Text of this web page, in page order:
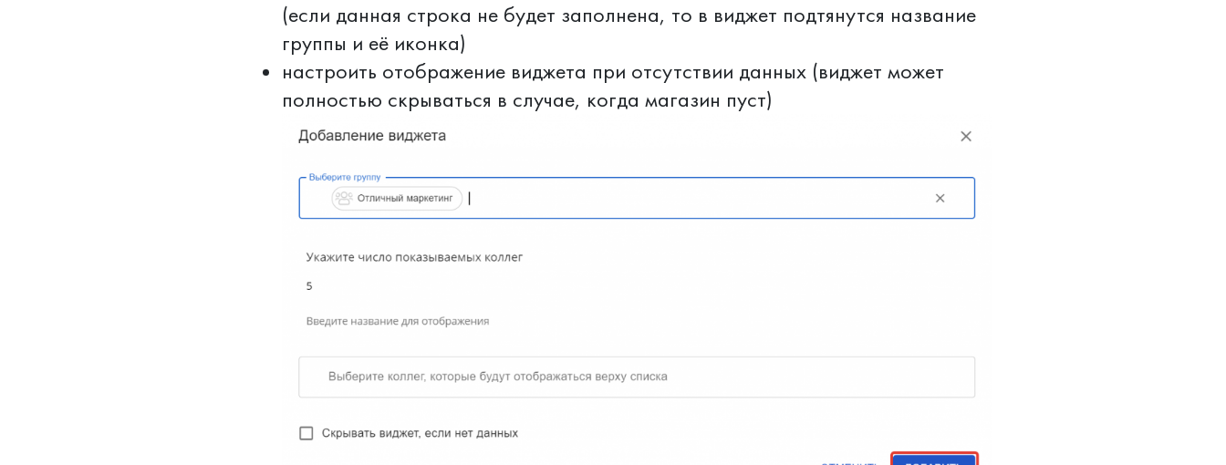
(если данная строка не будет заполнена, то в виджет подтянутся название
группы и её иконка)
настроить отображение виджета при отсутствии данных (виджет может
полностью скрываться в случае, когда магазин пуст)